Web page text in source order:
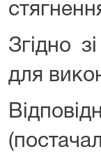
Згідно
для